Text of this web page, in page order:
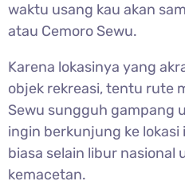
waktu usang kau akan
atau Cemoro Sewu.
Karena lokasinya yang
objek rekreasi, tentu rute
Sewu sungguh gampang
ingin berkunjung ke
biasa selain libur nasional
kemacetan.